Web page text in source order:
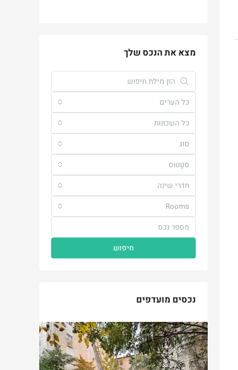
מצא את הנכס שלך
כל הערים
כל השכונות
סוּג
סטָטוּס
חדרי שינה
Rooms
חיפוש
נכסים מועדפים